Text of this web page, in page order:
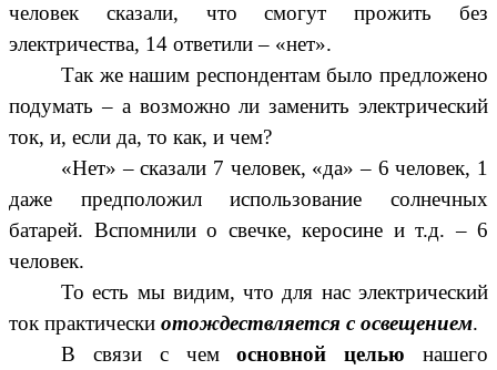
человек сказали, что смогут прожить без
электричества, 14 ответили – «нет».
Так же нашим респондентам было предложено
подумать – а возможно ли заменить электрический
ток, и, если да, то как, и чем?
«Нет» – сказали 7 человек, «да» – 6 человек, 1
даже предположил использование солнечных
батарей. Вспомнили о свечке, керосине и т.д. – 6
человек.
То есть мы видим, что для нас электрический
ток практически отождествляется с освещением.
В связи с чемосновной целью нашего